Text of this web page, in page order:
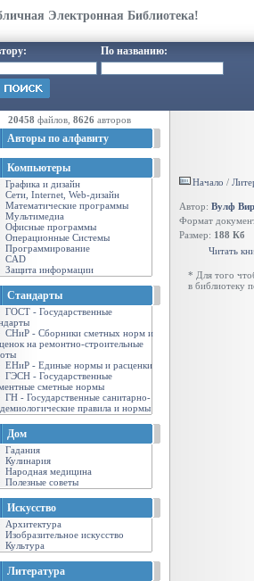
Электронная Библиотека!
По названию:
20458 файлов, 8626 авторов
Авторы по алфавиту
Компьютеры
Графика и дизайн
Cети, Internet, Web-дизайн
Математические программы
Мультимедиа
Офисные программы
Операционные Системы
Программирование
CAD
Защита информации
Стандарты
ГОСТ - Государственные
CНиР - Сборники сметных норм и
на ремонтно-строительные
ЕНиР - Единые нормы и расценки
ГЭСН - Государственные
сметные нормы
ГН - Государственные санитарно-
правила и нормы
Дом
Гадания
Кулинария
Народная медицина
Полезные советы
Искусство
Архитектура
Изобразительное искусство
Культура
Литература
Начало /
Автор: Вулф
Формат
Размер: 188 Кб
Читать
* Для того
в библиотеку